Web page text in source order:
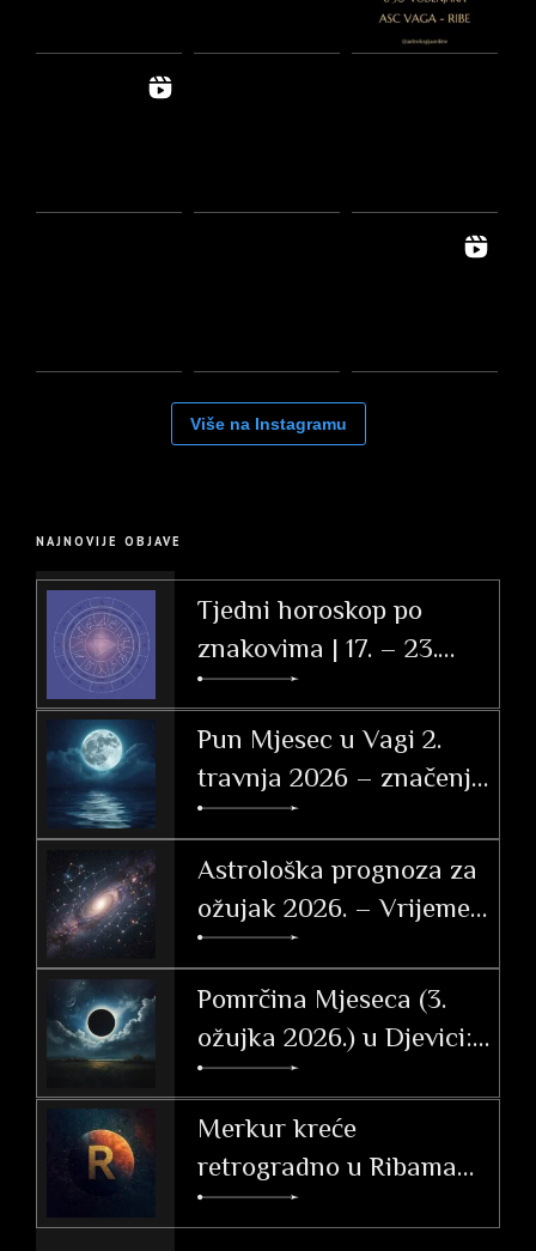
Više na Instagramu
NAJNOVIJE OBJAVE
Tjedni horoskop po
znakovima | 17. – 23.
svibnja 2026.
Pun Mjesec u Vagi 2.
travnja 2026 – značenje
po znakovima
Astrološka prognoza za
ožujak 2026. – Vrijeme
tranzicije, akcije i velikih
otkrića
Pomrčina Mjeseca (3.
ožujka 2026.) u Djevici:
Vodič i utjecaj po
ascendentu
Merkur kreće
retrogradno u Ribama
(26. 2. – 20. 3. 2026.)